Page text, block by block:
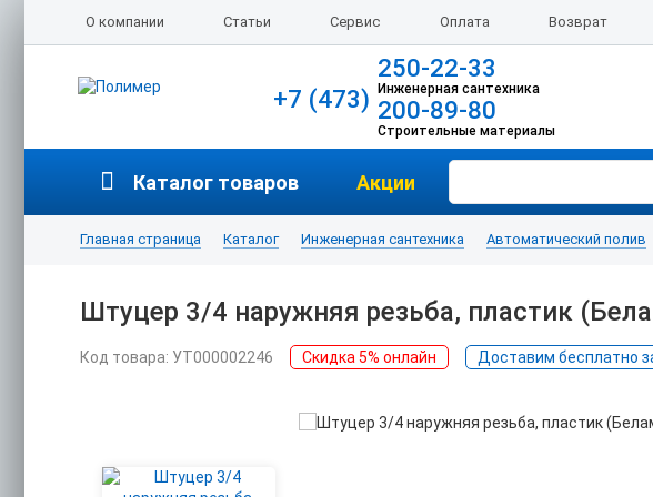
О компании Статьи Сервис Оплата Возврат
+7 (473)
250-22-33
Инженерная сантехника
200-89-80
Строительные материалы
Каталог товаров Акции
Главная страница Каталог Инженерная сантехника Автоматический полив
Штуцер 3/4 наружняя резьба, пластик
Код товара: УТ000002246 Скидка 5% онлайн Доставим бесплатно